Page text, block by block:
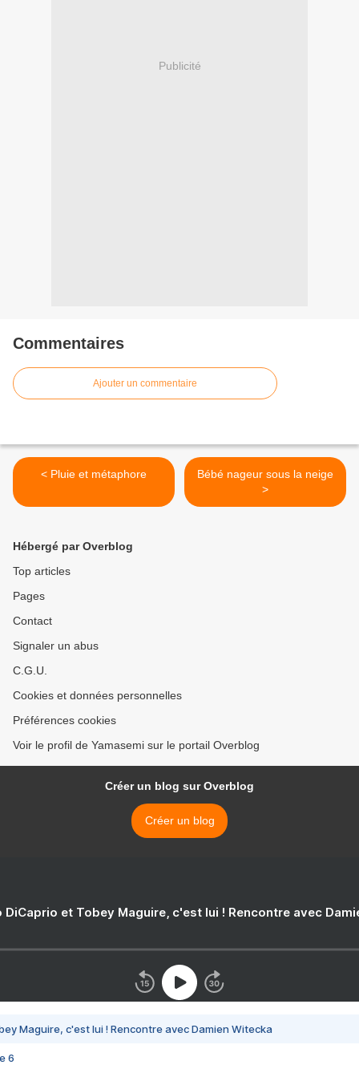
Publicité
Commentaires
Ajouter un commentaire
< Pluie et métaphore
Bébé nageur sous la neige
>
Hébergé par Overblog
Top articles
Pages
Contact
Signaler un abus
C.G.U.
Cookies et données personnelles
Préférences cookies
Voir le profil de Yamasemi sur le portail Overblog
Créer un blog sur Overblog
Créer un blog
DiCaprio et Tobey Maguire, c'est lui ! Rencontre avec
Maguire, c'est lui ! Rencontre avec Damien Witecka
6